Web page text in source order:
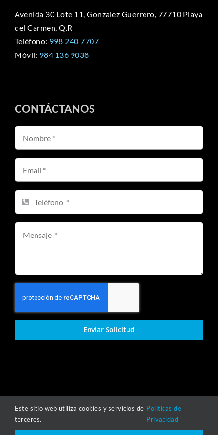
Avenida 30 Lote 11, Gonzalez Guerrero, 77710 Playa
del Carmen, Q.R
Teléfono: 998 240 7707
Móvil: 984 136 9038
CONTÁCTANOS
Enviar Solicitud
Copyright © 2021-2025 | Grupo Todo Inoxidable |Políticas de
Este sitio web utiliza cookies y servicios de
terceros.
Políticas de
Privacidad